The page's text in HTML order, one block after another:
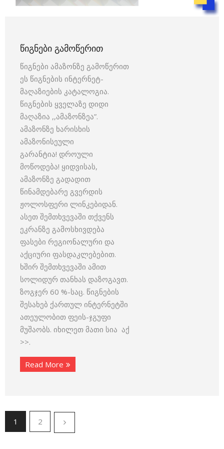
ᲬᲘᲒᲜᲔᲑᲘ ᲒᲐᲛᲝᲬᲔᲠᲘᲗ
წიგნები ამაზონზე გამოწერით
ეს წიგნების ინტერნეტ-
მაღაზიების კატალოგია.
წიგნების ყველაზე დიდი
მაღაზია ,,ამაზონზეა”.
ამაზონზე ხარისხის
ამაზონისეული
გარანტია! დროული
მოწოდება! ყიდვისას,
ამაზონზე გადადით
წინამდებარე გვერდის
ჟოლოსფერი ლინკებიდან.
ასეთ შემთხვევაში თქვენს
ეკრანზე გამოსხივდება
ფასები რეგიონალური და
აქციური ფასდაკლებებით.
ხშირ შემთხვევაში ამით
სოლიდურ თანხას დაზოგავთ.
ზოგჯერ 60 %-საც. წიგნების
შესახებ ქართულ ინტერნეტში
ათეულობით ფეის-ჯგუფი
მუშაობს. იხილეთ მათი სია აქ
>>.
Read More
1 2